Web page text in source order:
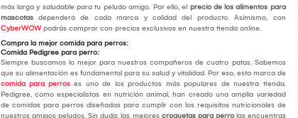
más larga y saludable para tu peludo amigo. Por ello, el precio de los alimentos para
mascotasdependerá de cada marca y calidad del producto. Asimismo, con
CyberWOWpodrás comprar con precios exclusivos en nuestra tienda online.
Compra la mejor comida para perros:
Comida Pedigree para perro:
Siempre buscamos lo mejor para nuestros compañeros de cuatro patas. Sabemos
que su alimentación es fundamental para su salud y vitalidad. Por eso, esta marca de
comida para perroses uno de los productos más populares de nuestra tienda.
Pedigree, como especialistas en nutrición animal, han creado una amplia variedad
de comidas para perros diseñadas para cumplir con los requisitos nutricionales de
nuestros amigos peludos. Sin duda, las mejores croquetas para perrolas encuentras